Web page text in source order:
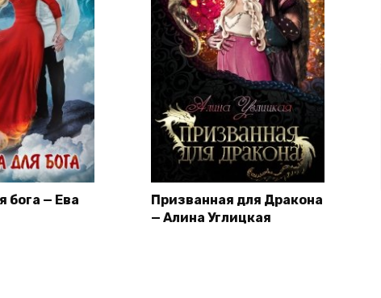
бога — Ева
Призванная для Дракона
— Алина Углицкая